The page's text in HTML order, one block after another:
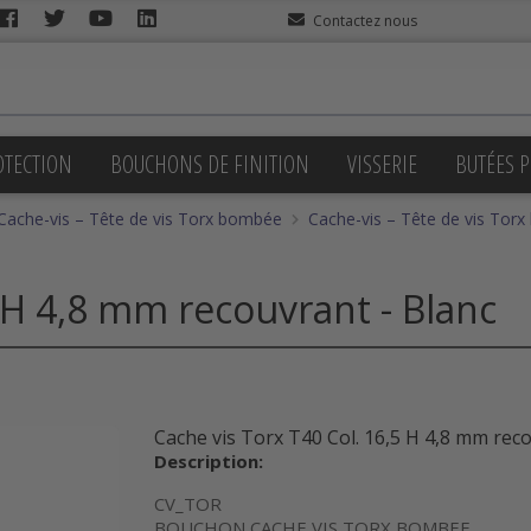
Contactez nous
BOUCHONS DE FINITION VISSERIE BUTÉES
vis – Tête de vis Torx bombée Cache-vis – Tête de vis
4,8 mm recouvrant - Blanc
Cache vis Torx T40 Col. 16,5 H 4,8 mm
Description:
CV_TOR